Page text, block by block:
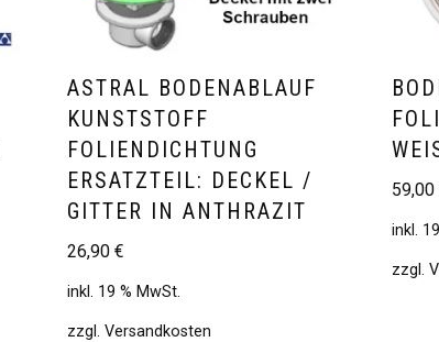
ASTRAL BODENABLAUF
KUNSTSTOFF
FOLIENDICHTUNG
ERSATZTEIL: DECKEL /
GITTER IN ANTHRAZIT
26,90€
inkl. 19 % MwSt.
zzgl.Versandkosten
59,00
inkl.
zzgl.